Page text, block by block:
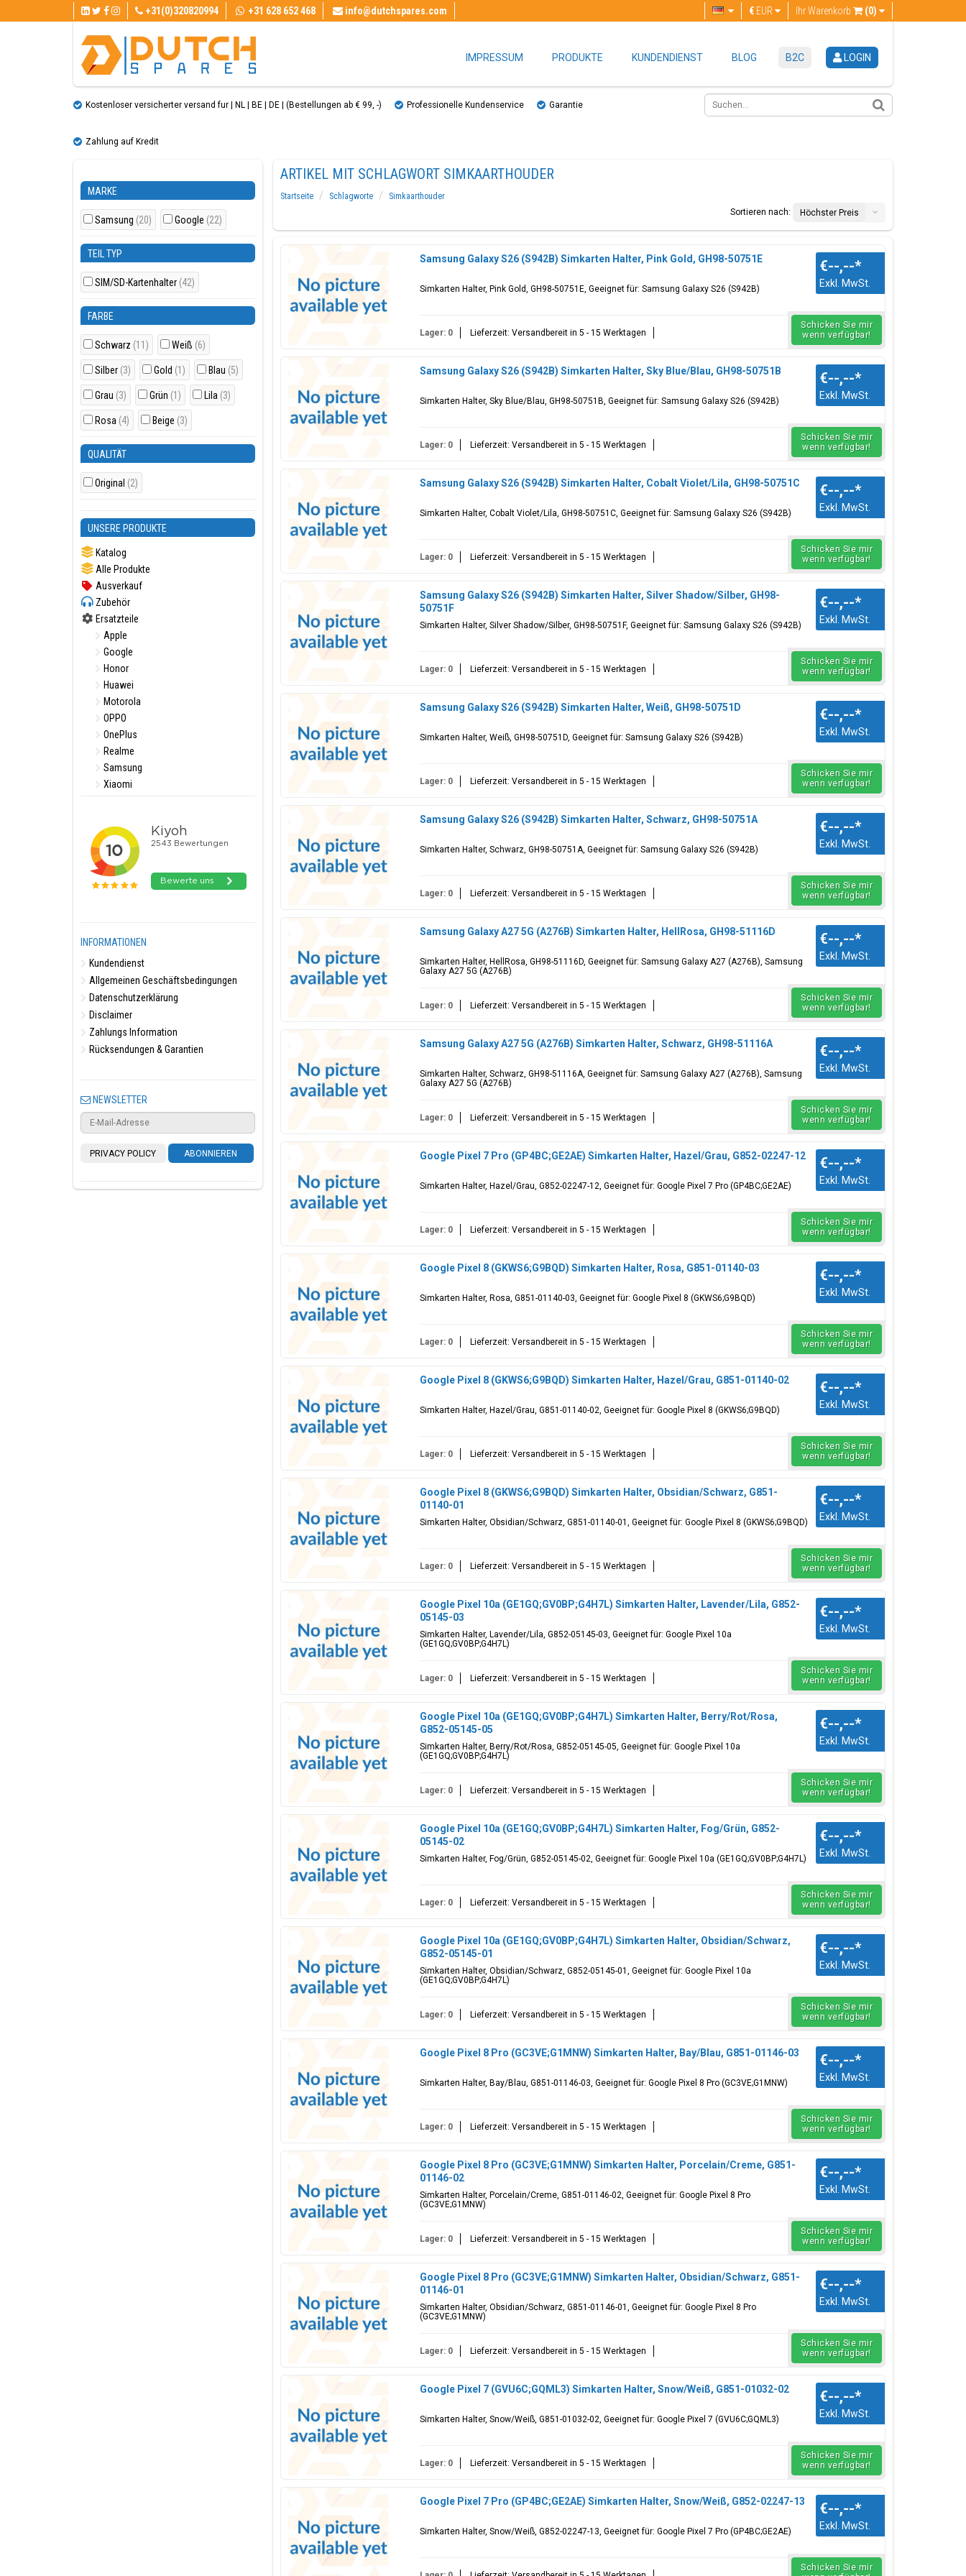
+31(0)320820994 +31 628 652 468 info@dutchspares.com Ihr Warenkorb (0)
€ EUR
IMPRESSUM PRODUKTE KUNDENDIENST BLOG B2C LOGIN
Kostenloser versicherter versand fur | NL | BE | DE | (Bestellungen ab € 99, ​​-) Professionelle Kundenservice Garantie
Zahlung auf Kredit
MARKE
Samsung (20) Google (22)
TEIL TYP
SIM/SD-Kartenhalter (42)
FARBE
Schwarz (11) Weiß (6)
Silber (3) Gold (1) Blau (5)
Grau (3) Grün (1) Lila (3)
Rosa (4) Beige (3)
QUALITÄT
Original (2)
UNSERE PRODUKTE
Katalog
Alle Produkte
Ausverkauf
Zubehör
Ersatzteile
Apple
Google
Honor
Huawei
Motorola
OPPO
OnePlus
Realme
Samsung
Xiaomi
INFORMATIONEN
Kundendienst
Allgemeinen Geschäftsbedingungen
Datenschutzerklärung
Disclaimer
Zahlungs Information
Rücksendungen & Garantien
NEWSLETTER
PRIVACY POLICY ABONNIEREN
ARTIKEL MIT SCHLAGWORT SIMKAARTHOUDER
Startseite Schlagworte
Simkaarthouder
Sortieren nach:
Höchster Preis
Samsung Galaxy S26 (S942B) Simkarten Halter, Pink Gold, GH98-50751E
Simkarten Halter, Pink Gold, GH98-50751E, Geeignet für: Samsung Galaxy S26 (S942B)
€--,--*
Exkl. MwSt.
Lager: 0 Lieferzeit: Versandbereit in 5 - 15 Werktagen
Schicken Sie mir
wenn verfügbar!
Samsung Galaxy S26 (S942B) Simkarten Halter, Sky Blue/Blau, GH98-50751B
Simkarten Halter, Sky Blue/Blau, GH98-50751B, Geeignet für: Samsung Galaxy S26 (S942B)
€--,--*
Exkl. MwSt.
Lager: 0 Lieferzeit: Versandbereit in 5 - 15 Werktagen
Schicken Sie mir
wenn verfügbar!
Samsung Galaxy S26 (S942B) Simkarten Halter, Cobalt Violet/Lila, GH98-50751C
Simkarten Halter, Cobalt Violet/Lila, GH98-50751C, Geeignet für: Samsung Galaxy S26 (S942B)
€--,--*
Exkl. MwSt.
Lager: 0 Lieferzeit: Versandbereit in 5 - 15 Werktagen
Schicken Sie mir
wenn verfügbar!
Samsung Galaxy S26 (S942B) Simkarten Halter, Silver Shadow/Silber, GH98-
50751F
Simkarten Halter, Silver Shadow/Silber, GH98-50751F, Geeignet für: Samsung Galaxy S26 (S942B)
€--,--*
Exkl. MwSt.
Lager: 0 Lieferzeit: Versandbereit in 5 - 15 Werktagen
Schicken Sie mir
wenn verfügbar!
Samsung Galaxy S26 (S942B) Simkarten Halter, Weiß, GH98-50751D
Simkarten Halter, Weiß, GH98-50751D, Geeignet für: Samsung Galaxy S26 (S942B)
€--,--*
Exkl. MwSt.
Lager: 0 Lieferzeit: Versandbereit in 5 - 15 Werktagen
Schicken Sie mir
wenn verfügbar!
Samsung Galaxy S26 (S942B) Simkarten Halter, Schwarz, GH98-50751A
Simkarten Halter, Schwarz, GH98-50751A, Geeignet für: Samsung Galaxy S26 (S942B)
€--,--*
Exkl. MwSt.
Lager: 0 Lieferzeit: Versandbereit in 5 - 15 Werktagen
Schicken Sie mir
wenn verfügbar!
Samsung Galaxy A27 5G (A276B) Simkarten Halter, HellRosa, GH98-51116D
Simkarten Halter, HellRosa, GH98-51116D, Geeignet für: Samsung Galaxy A27 (A276B), Samsung
Galaxy A27 5G (A276B)
€--,--*
Exkl. MwSt.
Lager: 0 Lieferzeit: Versandbereit in 5 - 15 Werktagen
Schicken Sie mir
wenn verfügbar!
Samsung Galaxy A27 5G (A276B) Simkarten Halter, Schwarz, GH98-51116A
Simkarten Halter, Schwarz, GH98-51116A, Geeignet für: Samsung Galaxy A27 (A276B), Samsung
Galaxy A27 5G (A276B)
€--,--*
Exkl. MwSt.
Lager: 0 Lieferzeit: Versandbereit in 5 - 15 Werktagen
Schicken Sie mir
wenn verfügbar!
Google Pixel 7 Pro (GP4BC;GE2AE) Simkarten Halter, Hazel/Grau, G852-02247-12
Simkarten Halter, Hazel/Grau, G852-02247-12, Geeignet für: Google Pixel 7 Pro (GP4BC;GE2AE)
€--,--*
Exkl. MwSt.
Lager: 0 Lieferzeit: Versandbereit in 5 - 15 Werktagen
Schicken Sie mir
wenn verfügbar!
Google Pixel 8 (GKWS6;G9BQD) Simkarten Halter, Rosa, G851-01140-03
Simkarten Halter, Rosa, G851-01140-03, Geeignet für: Google Pixel 8 (GKWS6;G9BQD)
€--,--*
Exkl. MwSt.
Lager: 0 Lieferzeit: Versandbereit in 5 - 15 Werktagen
Schicken Sie mir
wenn verfügbar!
Google Pixel 8 (GKWS6;G9BQD) Simkarten Halter, Hazel/Grau, G851-01140-02
Simkarten Halter, Hazel/Grau, G851-01140-02, Geeignet für: Google Pixel 8 (GKWS6;G9BQD)
€--,--*
Exkl. MwSt.
Lager: 0 Lieferzeit: Versandbereit in 5 - 15 Werktagen
Schicken Sie mir
wenn verfügbar!
Google Pixel 8 (GKWS6;G9BQD) Simkarten Halter, Obsidian/Schwarz, G851-
01140-01
Simkarten Halter, Obsidian/Schwarz, G851-01140-01, Geeignet für: Google Pixel 8 (GKWS6;G9BQD)
€--,--*
Exkl. MwSt.
Lager: 0 Lieferzeit: Versandbereit in 5 - 15 Werktagen
Schicken Sie mir
wenn verfügbar!
Google Pixel 10a (GE1GQ;GV0BP;G4H7L) Simkarten Halter, Lavender/Lila, G852-
05145-03
Simkarten Halter, Lavender/Lila, G852-05145-03, Geeignet für: Google Pixel 10a
(GE1GQ;GV0BP;G4H7L)
€--,--*
Exkl. MwSt.
Lager: 0 Lieferzeit: Versandbereit in 5 - 15 Werktagen
Schicken Sie mir
wenn verfügbar!
Google Pixel 10a (GE1GQ;GV0BP;G4H7L) Simkarten Halter, Berry/Rot/Rosa,
G852-05145-05
Simkarten Halter, Berry/Rot/Rosa, G852-05145-05, Geeignet für: Google Pixel 10a
(GE1GQ;GV0BP;G4H7L)
€--,--*
Exkl. MwSt.
Lager: 0 Lieferzeit: Versandbereit in 5 - 15 Werktagen
Schicken Sie mir
wenn verfügbar!
Google Pixel 10a (GE1GQ;GV0BP;G4H7L) Simkarten Halter, Fog/Grün, G852-
05145-02
Simkarten Halter, Fog/Grün, G852-05145-02, Geeignet für: Google Pixel 10a (GE1GQ;GV0BP;G4H7L)
€--,--*
Exkl. MwSt.
Lager: 0 Lieferzeit: Versandbereit in 5 - 15 Werktagen
Schicken Sie mir
wenn verfügbar!
Google Pixel 10a (GE1GQ;GV0BP;G4H7L) Simkarten Halter, Obsidian/Schwarz,
G852-05145-01
Simkarten Halter, Obsidian/Schwarz, G852-05145-01, Geeignet für: Google Pixel 10a
(GE1GQ;GV0BP;G4H7L)
€--,--*
Exkl. MwSt.
Lager: 0 Lieferzeit: Versandbereit in 5 - 15 Werktagen
Schicken Sie mir
wenn verfügbar!
Google Pixel 8 Pro (GC3VE;G1MNW) Simkarten Halter, Bay/Blau, G851-01146-03
Simkarten Halter, Bay/Blau, G851-01146-03, Geeignet für: Google Pixel 8 Pro (GC3VE;G1MNW)
€--,--*
Exkl. MwSt.
Lager: 0 Lieferzeit: Versandbereit in 5 - 15 Werktagen
Schicken Sie mir
wenn verfügbar!
Google Pixel 8 Pro (GC3VE;G1MNW) Simkarten Halter, Porcelain/Creme, G851-
01146-02
Simkarten Halter, Porcelain/Creme, G851-01146-02, Geeignet für: Google Pixel 8 Pro
(GC3VE;G1MNW)
€--,--*
Exkl. MwSt.
Lager: 0 Lieferzeit: Versandbereit in 5 - 15 Werktagen
Schicken Sie mir
wenn verfügbar!
Google Pixel 8 Pro (GC3VE;G1MNW) Simkarten Halter, Obsidian/Schwarz, G851-
01146-01
Simkarten Halter, Obsidian/Schwarz, G851-01146-01, Geeignet für: Google Pixel 8 Pro
(GC3VE;G1MNW)
€--,--*
Exkl. MwSt.
Lager: 0 Lieferzeit: Versandbereit in 5 - 15 Werktagen
Schicken Sie mir
wenn verfügbar!
Google Pixel 7 (GVU6C;GQML3) Simkarten Halter, Snow/Weiß, G851-01032-02
Simkarten Halter, Snow/Weiß, G851-01032-02, Geeignet für: Google Pixel 7 (GVU6C;GQML3)
€--,--*
Exkl. MwSt.
Lager: 0 Lieferzeit: Versandbereit in 5 - 15 Werktagen
Schicken Sie mir
wenn verfügbar!
Google Pixel 7 Pro (GP4BC;GE2AE) Simkarten Halter, Snow/Weiß, G852-02247-13
Simkarten Halter, Snow/Weiß, G852-02247-13, Geeignet für: Google Pixel 7 Pro (GP4BC;GE2AE)
€--,--*
Exkl. MwSt.
Schicken Sie mir